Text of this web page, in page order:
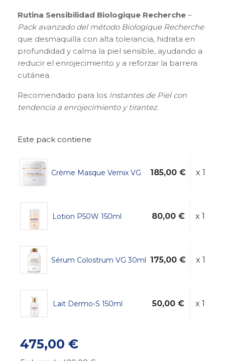
Rutina Sensibilidad Biologique Recherche –
Pack avanzado del método Biologique Recherche
que desmaquilla con alta tolerancia, hidrata en
profundidad y calma la piel sensible, ayudando a
reducir el enrojecimiento y a reforzar la barrera
cutánea.
Recomendado para los Instantes de Piel con
tendencia a enrojecimiento y tirantez.
Este pack contiene
Crème Masque Vernix VG 185,00 € x 1
Lotion P50W 150ml 80,00 € x 1
Sérum Colostrum VG 30ml 175,00 € x 1
Lait Dermo-S 150ml 50,00 € x 1
475,00 €